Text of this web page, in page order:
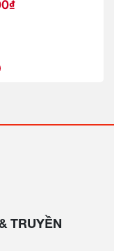
TRUYỀN